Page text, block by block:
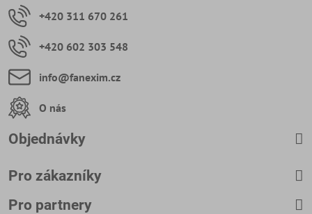
+420 311 670 261
+420 602 303 548
info​@fanexim​.cz
O nás
Objednávky
Pro zákazníky
Pro partnery